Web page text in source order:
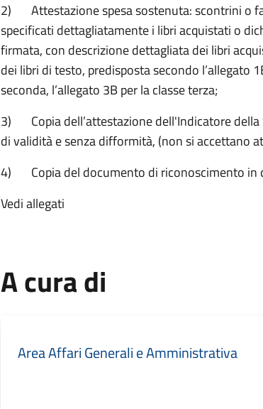
2) Attestazione spesa sostenuta: scontrini o
specificati dettagliatamente i libri acquistati o
firmata, con descrizione dettagliata dei libri
dei libri di testo, predisposta secondo l’allegato
seconda, l’allegato 3B per la classe terza;
3) Copia dell’attestazione dell'Indicatore della
di validità e senza difformità, (non si accettano
4) Copia del documento di riconoscimento in
Vedi allegati
A cura di
Area Affari Generali e Amministrativa